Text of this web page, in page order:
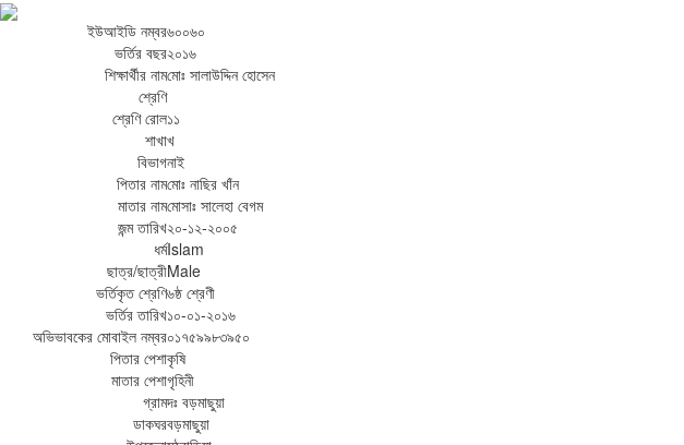
ইউআইডি নম্বর৬০০৬০
ভর্তির বছর২০১৬
শিক্ষার্থীর নামমোঃ সালাউদ্দিন হোসেন
শ্রেণি
শ্রেণি রোল১১
শাখাখ
বিভাগনাই
পিতার নামমোঃ নাছির খাঁন
মাতার নামমোসাঃ সালেহা বেগম
জন্ম তারিখ২০-১২-২০০৫
ধর্মIslam
ছাত্র/ছাত্রীMale
ভর্তিকৃত শ্রেণি৬ষ্ঠ শ্রেণী
ভর্তির তারিখ১০-০১-২০১৬
অভিভাবকের মোবাইল নম্বর০১৭৫৯৯৮৩৯৫০
পিতার পেশাকৃষি
মাতার পেশাগৃহিনী
গ্রামদঃ বড়মাছুয়া
ডাকঘরবড়মাছুয়া